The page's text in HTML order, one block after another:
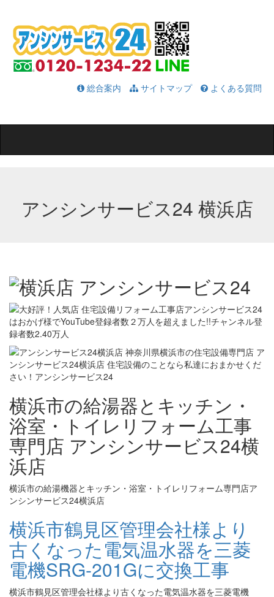
総合案内 サイトマップ
よくある質問
アンシンサービス24 横浜店
横浜市の給湯器とキッチン・
浴室・トイレリフォーム工事
専門店 アンシンサービス24横
浜店
横浜市の給湯機器とキッチン・浴室・トイレリフォーム専門店ア
ンシンサービス24横浜店
横浜市鶴見区管理会社様より
古くなった電気温水器を三菱
電機SRG-201Gに交換工事
横浜市鶴見区管理会社様より古くなった電気温水器を三菱電機